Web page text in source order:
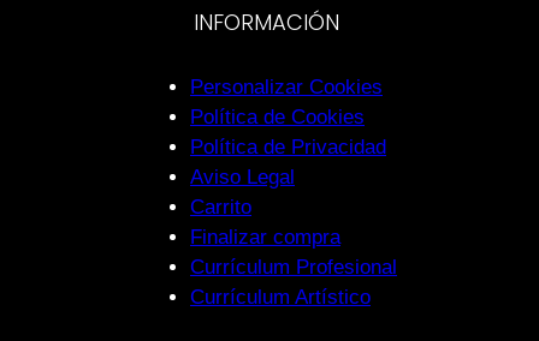
INFORMACIÓN
Personalizar Cookies
Política de Cookies
Política de Privacidad
Aviso Legal
Carrito
Finalizar compra
Currículum Profesional
Currículum Artístico